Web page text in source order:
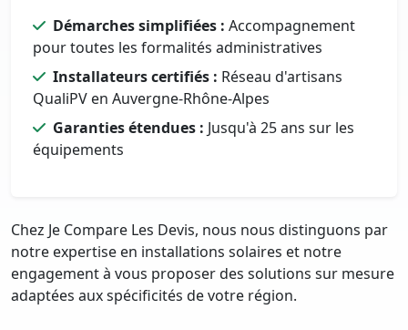
Démarches simplifiées : Accompagnement
pour toutes les formalités administratives
Installateurs certifiés : Réseau d'artisans
QualiPV en Auvergne-Rhône-Alpes
Garanties étendues : Jusqu'à 25 ans sur les
équipements
Chez Je Compare Les Devis, nous nous distinguons par
notre expertise en installations solaires et notre
engagement à vous proposer des solutions sur mesure
adaptées aux spécificités de votre région.